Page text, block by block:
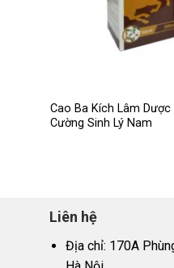
Cao Ba Kích Lâm
Cường Sinh Lý Nam
Liên hệ
Địa chỉ: 170A